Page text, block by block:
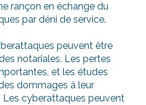
rançon en échange du
par déni de service.
peuvent être
notariales. Les pertes
et les études
dommages à leur
Les cyberattaques peuvent